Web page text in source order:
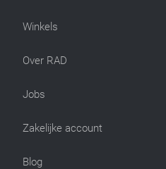
Winkels
Over RAD
Jobs
Zakelijke account
Blog